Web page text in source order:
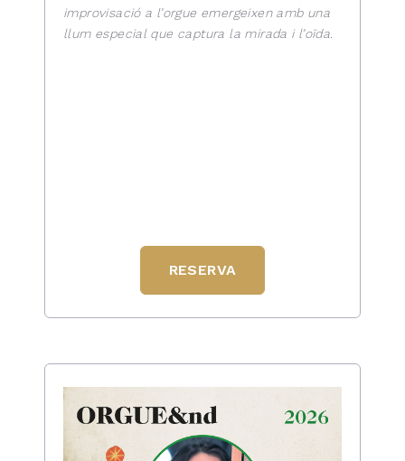
improvisació a l’orgue emergeixen amb una
llum especial que captura la mirada i l’oïda.
RESERVA